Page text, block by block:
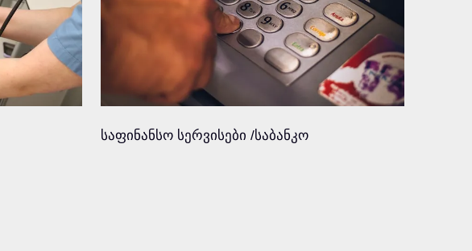
საფინანსო სერვისები /საბანკო